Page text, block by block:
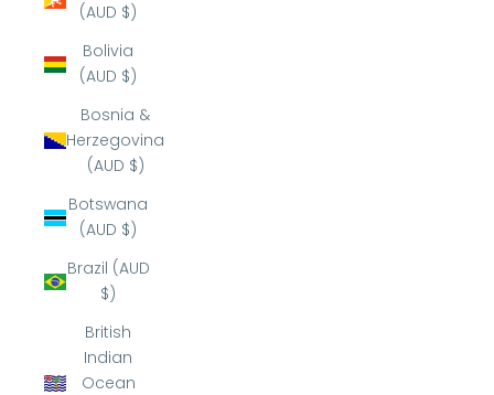
(AUD $)
Bolivia
(AUD $)
Bosnia &
Herzegovina
(AUD $)
Botswana
(AUD $)
Brazil (AUD
$)
British
Indian
Ocean